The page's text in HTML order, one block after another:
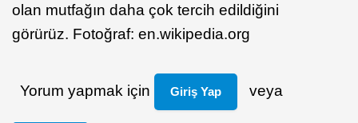
olan mutfağın daha çok tercih edildiğini
görürüz. Fotoğraf: en.wikipedia.org
Yorum yapmak için Giriş Yap veya